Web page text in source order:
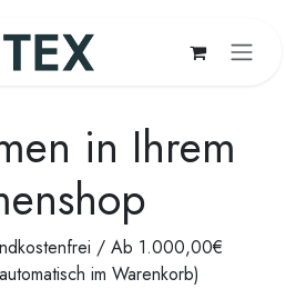
in Ihrem
/ Ab 1.000,00€
im Warenkorb)